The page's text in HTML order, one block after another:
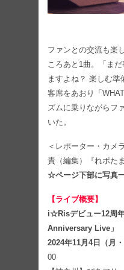
ファンとの交流も楽
ころあと1曲。「ま
ますよね？ 楽しむ準
客席をあおり「
ズムに乗りながらフ
いた。
＜レポーター・カメ
責（編集）『れポた
☆ページ下部に写真一
【ライブ概要】
i☆Risデビュー12周
Anniversary Live」
2024年11月4日（月・
00